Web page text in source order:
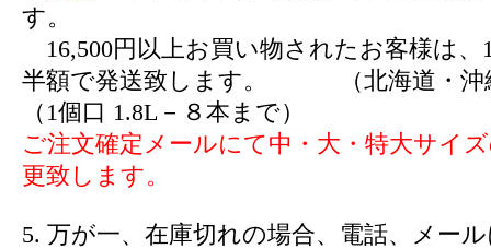
す。
16,500円以上お買い物されたお客様は、
半額で発送致します。 （北海道・沖
（1個口 1.8L－８本まで）
ご注文確定メールにて中・大・特大サイ
更致します。
5. 万が一、在庫切れの場合、電話、メー